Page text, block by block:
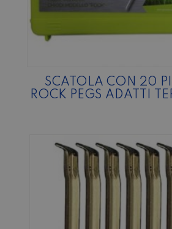
SCATOLA CON 20
ROCK PEGS ADATTI